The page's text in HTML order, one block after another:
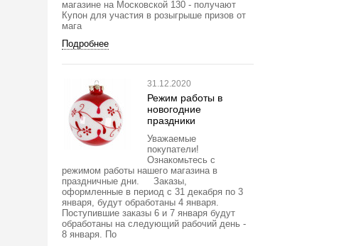
магазине на Московской 130 - получают
Купон для участия в розыгрыше призов от
мага
Подробнее
31.12.2020
Режим работы в
новогодние
праздники
Уважаемые
покупатели!
Ознакомьтесь с
режимом работы нашего магазина в
праздничные дни. Заказы,
оформленные в период с 31 декабря по 3
января, будут обработаны 4 января.
Поступившие заказы 6 и 7 января будут
обработаны на следующий рабочий день -
8 января. По